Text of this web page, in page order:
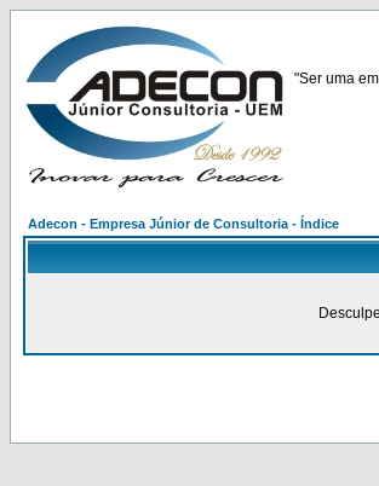
"Ser uma
Adecon - Empresa Júnior de Consultoria - Índice